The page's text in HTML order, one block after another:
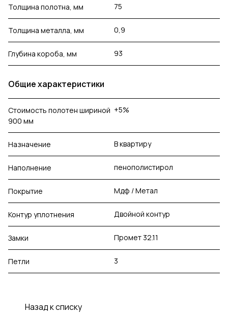
Толщина полотна, мм 75
Толщина металла, мм 0,9
Глубина короба, мм 93
Общие характеристики
Стоимость полотен шириной
900 мм
+5%
Назначение В квартиру
Наполнение пенополистирол
Покрытие Мдф / Метал
Контур уплотнения Двойной контур
Замки Промет 32.11
Петли 3
Назад к списку